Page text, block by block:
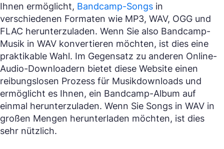
Ihnen ermöglicht, Bandcamp-Songs in
verschiedenen Formaten wie MP3, WAV, OGG und
FLAC herunterzuladen. Wenn Sie also Bandcamp-
Musik in WAV konvertieren möchten, ist dies eine
praktikable Wahl. Im Gegensatz zu anderen Online-
Audio-Downloadern bietet diese Website einen
reibungslosen Prozess für Musikdownloads und
ermöglicht es Ihnen, ein Bandcamp-Album auf
einmal herunterzuladen. Wenn Sie Songs in WAV in
großen Mengen herunterladen möchten, ist dies
sehr nützlich.